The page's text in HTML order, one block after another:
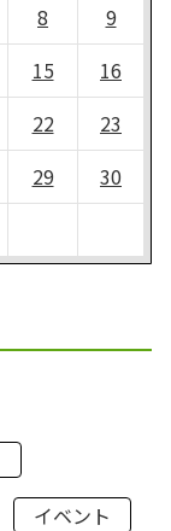
8
9
15
16
22
23
29
30
イベント